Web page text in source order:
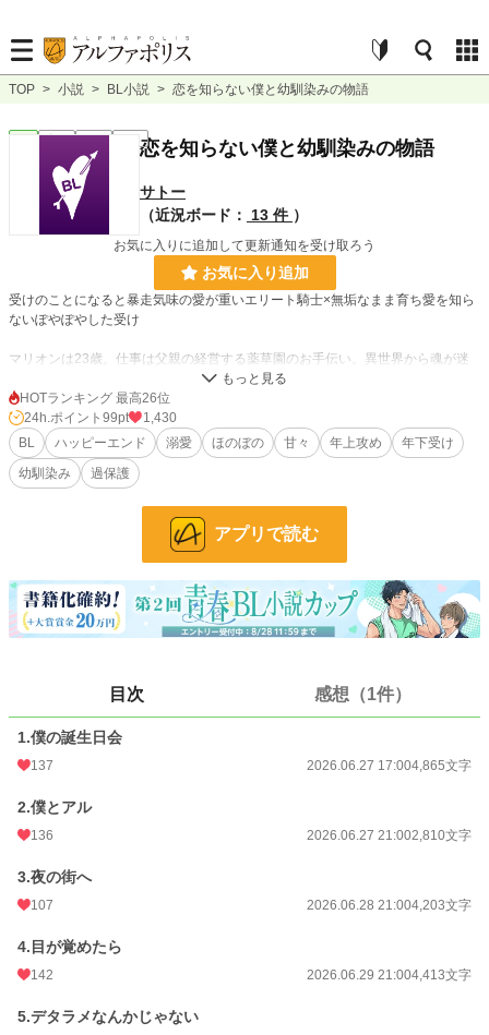
TOP > 小説 > BL小説 > 恋を知らない僕と幼馴染みの物語
完結 短編 恋を知らない僕と幼馴染みの物語
サトー
（近況ボード：
13 件 ）
お気に入りに追加して更新通知を受け取ろう
お気に入り追加
受けのことになると暴走気味の愛が重いエリート騎士×無垢なまま育ち愛を知ら
ないぽやぽやした受け
マリオンは23歳。仕事は父親の経営する薬草園のお手伝い。異世界から魂が迷
いこんできたマリオンは生まれつき字が読めないけれど、家族と幼馴染みのアル
に守られて今日も幸せに暮らしている。
ある時ちょっぴり大人になろうとコッソリ夜の街に出掛けたことをきっかけに、
なぜかアルと恋人どうしになってしまった。
恋を知らないのにどうしたらいいんだろう？ と戸惑うマリオンにアルの愛は留
まることを知らず…。
攻め:アル(アルフレッド) 24歳。城の騎士
受け:マリオン 23歳。異世界から魂がやってきた。大切な箱入り息子。
※この作品はムーンライトノベルズにも投稿しています
小説 11,402 位 / 228,907 件
お気に入り 171
24h.ポイント
更新日時
初回公開日時
初回完結日時
週間ポイント 756 pt (11,018 位)
月間ポイント
年間ポイント 47,111 pt (10,890 位)
HOTランキング 最高26位
24h.ポイント 99pt
1,430
BL
ハッピーエンド 溺愛 ほのぼの 甘々 年上攻め
年下受け
幼馴染み
過保護
アプリで読む
目次 感想（1件）
1.僕の誕生日会
137 2026.06.27 17:004,865文字
2.僕とアル
136 2026.06.27 21:002,810文字
3.夜の街へ
107 2026.06.28 21:004,203文字
4.目が覚めたら
142 2026.06.29 21:004,413文字
5.デタラメなんかじゃない